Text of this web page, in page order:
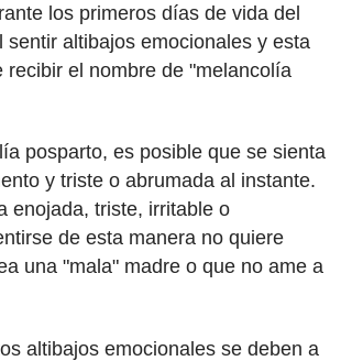
los primeros días de vida del
sentir altibajos emocionales y esta
recibir el nombre de "melancolía
posparto, es posible que se sienta
y triste o abrumada al instante.
enojada, triste, irritable o
de esta manera no quiere
una "mala" madre o que no ame a
altibajos emocionales se deben a